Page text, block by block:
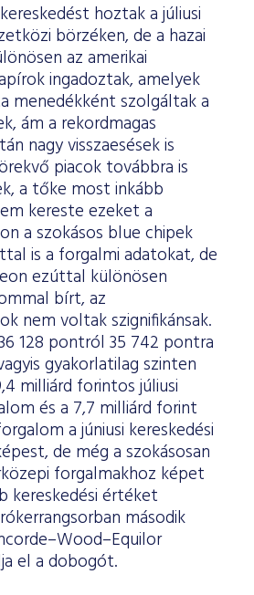
hoztak a júliusi
börzéken, de a hazai
az amerikai
ingadoztak, amelyek
menedékként szolgáltak a
ám a rekordmagas
nagy visszaesések is
piacok továbbra is
a tőke most inkább
kereste ezeket a
a szokásos blue chipek
is a forgalmi adatokat, de
ezúttal különösen
bírt, az
nem voltak szignifikánsak.
128 pontról 35 742 pontra
gyakorlatilag szinten
milliárd forintos júliusi
és a 7,7 milliárd forint
a júniusi kereskedési
de még a szokásosan
forgalmakhoz képet
kereskedési értéket
második
el a dobogót.